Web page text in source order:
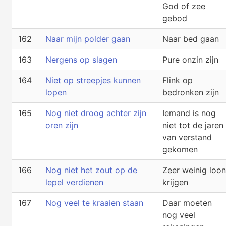
God of zee
gebod
162 Naar mijn polder gaan Naar bed gaan
163 Nergens op slagen Pure onzin zijn
164
Niet op streepjes kunnen
lopen
Flink op
bedronken zijn
165
Nog niet droog achter zijn
oren zijn
Iemand is nog
niet tot de jaren
van verstand
gekomen
166
Nog niet het zout op de
lepel verdienen
Zeer weinig loon
krijgen
167 Nog veel te kraaien staan
Daar moeten
nog veel